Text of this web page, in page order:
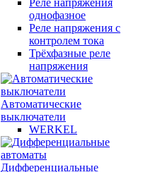
Реле напряжения
однофазное
Реле напряжения с
контролем тока
Трёхфазные реле
напряжения
Автоматические
выключатели
WERKEL
Дифференциальные